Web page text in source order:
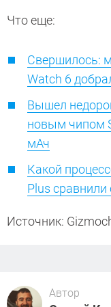
Что еще:
Свершилось:
Watch 6
Вышел
новым чипом
мАч
Какой
Plus сравнили
Источник:
Автор